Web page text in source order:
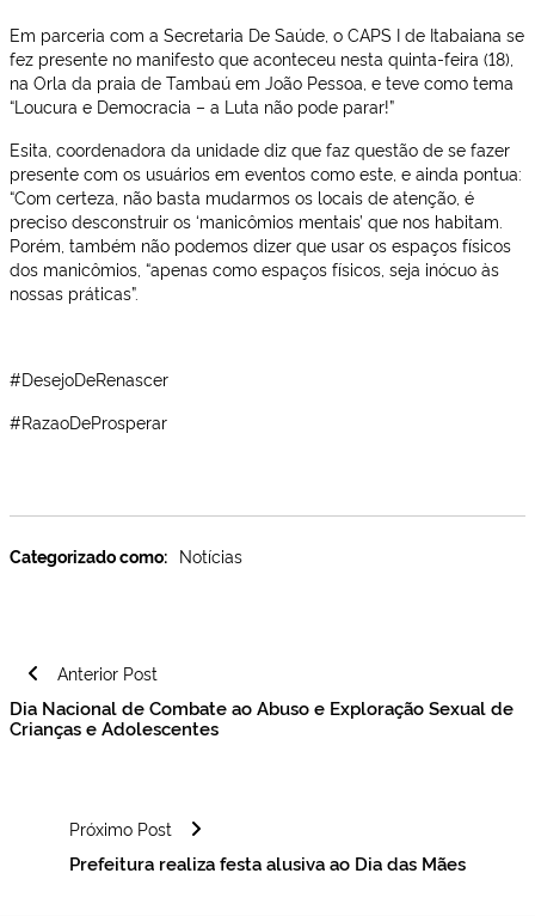
Em parceria com a Secretaria De Saúde, o CAPS I de Itabaiana se
fez presente no manifesto que aconteceu nesta quinta-feira (18),
na Orla da praia de Tambaú em João Pessoa, e teve como tema
“Loucura e Democracia – a Luta não pode parar!”
Esita, coordenadora da unidade diz que faz questão de se fazer
presente com os usuários em eventos como este, e ainda pontua:
“Com certeza, não basta mudarmos os locais de atenção, é
preciso desconstruir os ‘manicômios mentais’ que nos habitam.
Porém, também não podemos dizer que usar os espaços físicos
dos manicômios, “apenas como espaços físicos, seja inócuo às
nossas práticas”.
#DesejoDeRenascer
#RazaoDeProsperar
Categorizado como: Notícias
Navegação
de
Post
Anterior Post
Dia Nacional de Combate ao Abuso e Exploração Sexual de
Crianças e Adolescentes
Próximo Post
Prefeitura realiza festa alusiva ao Dia das Mães